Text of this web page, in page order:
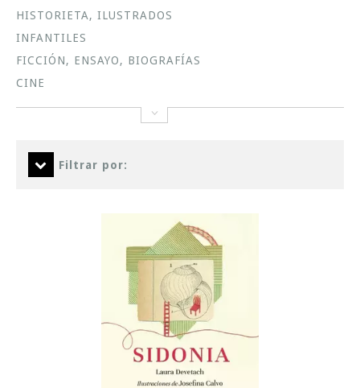
HISTORIETA, ILUSTRADOS
INFANTILES
FICCIÓN, ENSAYO, BIOGRAFÍAS
CINE
Filtrar por: